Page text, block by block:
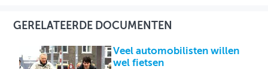
GERELATEERDE DOCUMENTEN
Veel automobilisten willen
wel fietsen